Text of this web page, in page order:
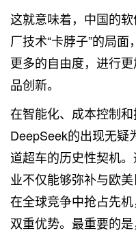
这就意味着，中国的
厂技术“卡脖子”的局
更多的自由度，进行
品创新。
在智能化、成本控制和
DeepSeek的出现无疑
道超车的历史性契机
业不仅能够弥补与欧
在全球竞争中抢占先
双重优势。最重要的